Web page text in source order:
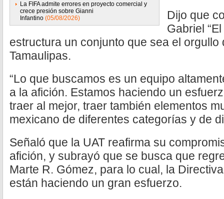
La FIFA admite errores en proyecto comercial y
crece presión sobre Gianni
Infantino (05/08/2026)
Dijo que
Gabriel
estructura un conjunto que sea el orgullo
Tamaulipas.
“Lo que buscamos es un equipo
a la afición. Estamos haciendo un
traer al mejor, traer también elementos
mexicano de diferentes categorías y de
Señaló que la UAT reafirma su
afición, y subrayó que se busca que
Marte R. Gómez, para lo cual, la
están haciendo un gran esfuerzo.